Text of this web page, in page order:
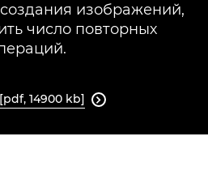
изображений,
число повторных
14900 kb] 